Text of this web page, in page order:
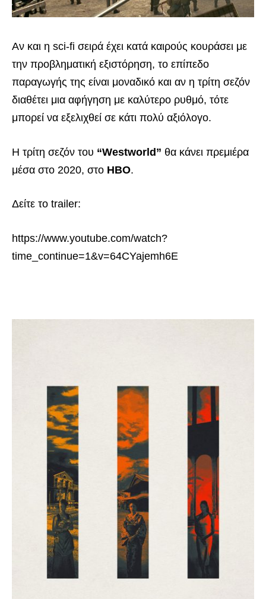
Αν και η sci-fi σειρά έχει κατά καιρούς κουράσει με
την προβληματική εξιστόρηση, το επίπεδο
παραγωγής της είναι μοναδικό και αν η τρίτη σεζόν
διαθέτει μια αφήγηση με καλύτερο ρυθμό, τότε
μπορεί να εξελιχθεί σε κάτι πολύ αξιόλογο.
Η τρίτη σεζόν του “Westworld” θα κάνει πρεμιέρα
μέσα στο 2020, στο HBO.
Δείτε το trailer:
https://www.youtube.com/watch?
time_continue=1&v=64CYajemh6E